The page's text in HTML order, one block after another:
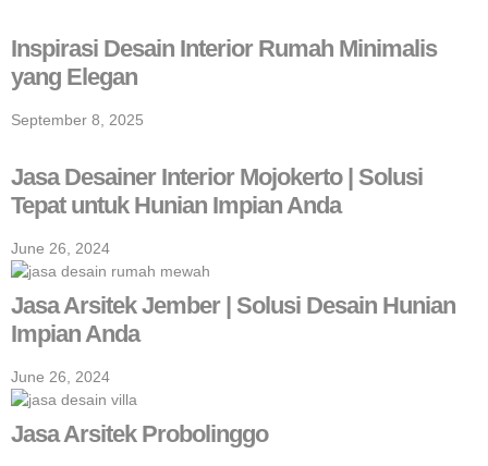
Inspirasi Desain Interior Rumah Minimalis
yang Elegan
September 8, 2025
Jasa Desainer Interior Mojokerto | Solusi
Tepat untuk Hunian Impian Anda
June 26, 2024
Jasa Arsitek Jember | Solusi Desain Hunian
Impian Anda
June 26, 2024
Jasa Arsitek Probolinggo